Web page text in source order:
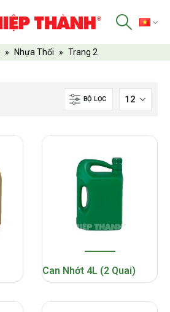
» Nhựa Thổi » Trang 2
BỘ LỌC
Can Nhớt 4L (2 Quai)